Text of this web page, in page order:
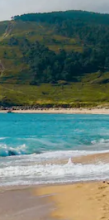
навигирайте с